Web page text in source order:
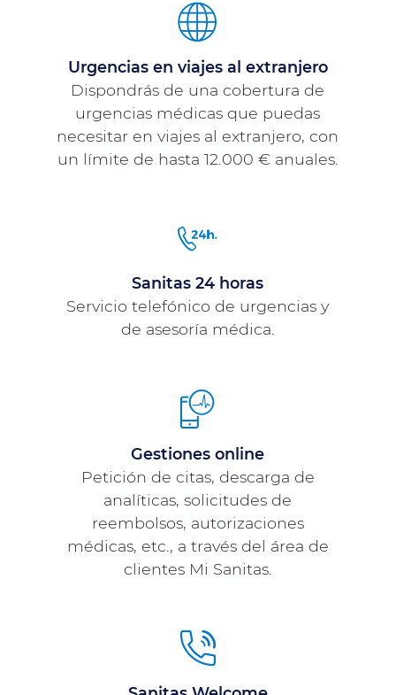
Urgencias en viajes al extranjero
Dispondrás de una cobertura de
urgencias médicas que puedas
necesitar en viajes al extranjero, con
un límite de hasta 12.000 € anuales.
Sanitas 24 horas
Servicio telefónico de urgencias y
de asesoría médica.
Gestiones online
Petición de citas, descarga de
analíticas, solicitudes de
reembolsos, autorizaciones
médicas, etc., a través del área de
clientes Mi Sanitas.